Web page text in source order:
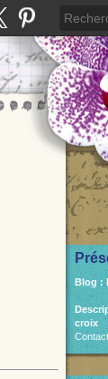
Blog :
croix
Contact